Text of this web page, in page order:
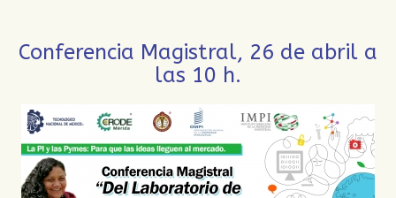
Conferencia Magistral, 26 de abril a
las 10 h.